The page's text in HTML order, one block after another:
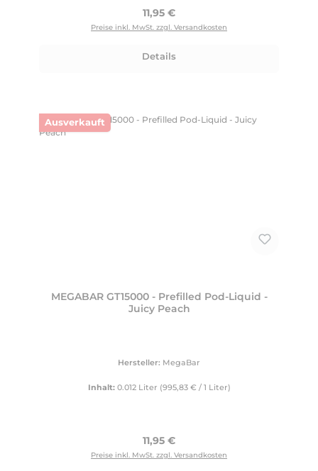
Regulärer Preis:
11,95 €
Preise inkl. MwSt. zzgl. Versandkosten
Details
Ausverkauft
MEGABAR GT15000 - Prefilled Pod-Liquid -
Juicy Peach
Hersteller: MegaBar
Inhalt: 0.012 Liter (995,83 € / 1 Liter)
Regulärer Preis:
11,95 €
Preise inkl. MwSt. zzgl. Versandkosten